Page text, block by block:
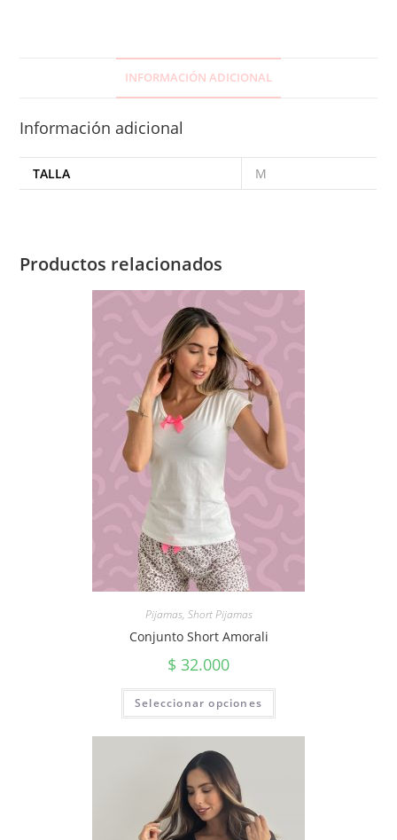
INFORMACIÓN ADICIONAL
Información adicional
TALLA M
Productos relacionados
Pijamas, Short Pijamas
Conjunto Short Amorali
$ 32.000
Seleccionar opciones